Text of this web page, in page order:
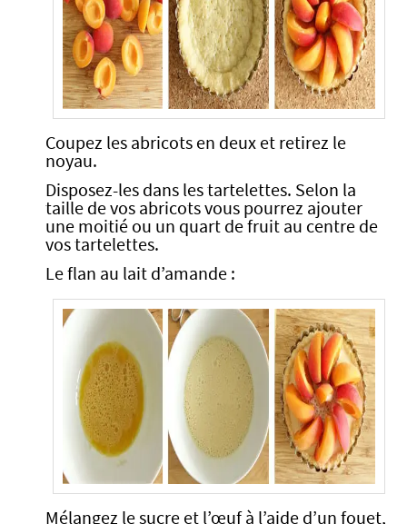
Coupez les abricots en deux et retirez le
noyau.
Disposez-les dans les tartelettes. Selon la
taille de vos abricots vous pourrez ajouter
une moitié ou un quart de fruit au centre de
vos tartelettes.
Le flan au lait d’amande :
Mélangez le sucre et l’œuf à l’aide d’un fouet,